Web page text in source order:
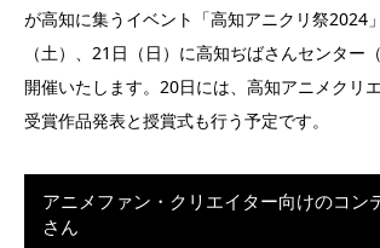
が高知に集うイベント「高知アニクリ祭2024
（土）、21日（日）に高知ぢばさんセンター
開催いたします。20日には、高知アニメクリ
受賞作品発表と授賞式も行う予定です。
アニメファン・クリエイター向けのコン
さん